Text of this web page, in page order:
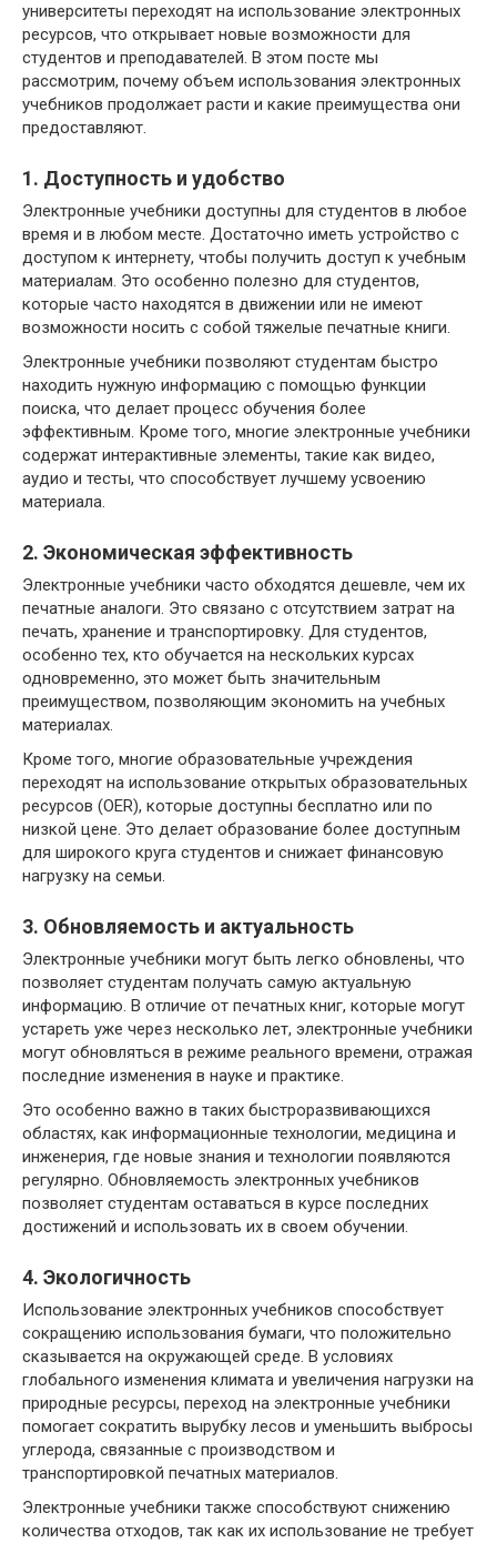
университеты переходят на использование электронных
ресурсов, что открывает новые возможности для
студентов и преподавателей. В этом посте мы
рассмотрим, почему объем использования электронных
учебников продолжает расти и какие преимущества они
предоставляют.
1. Доступность и удобство
Электронные учебники доступны для студентов в любое
время и в любом месте. Достаточно иметь устройство с
доступом к интернету, чтобы получить доступ к учебным
материалам. Это особенно полезно для студентов,
которые часто находятся в движении или не имеют
возможности носить с собой тяжелые печатные книги.
Электронные учебники позволяют студентам быстро
находить нужную информацию с помощью функции
поиска, что делает процесс обучения более
эффективным. Кроме того, многие электронные учебники
содержат интерактивные элементы, такие как видео,
аудио и тесты, что способствует лучшему усвоению
материала.
2. Экономическая эффективность
Электронные учебники часто обходятся дешевле, чем их
печатные аналоги. Это связано с отсутствием затрат на
печать, хранение и транспортировку. Для студентов,
особенно тех, кто обучается на нескольких курсах
одновременно, это может быть значительным
преимуществом, позволяющим экономить на учебных
материалах.
Кроме того, многие образовательные учреждения
переходят на использование открытых образовательных
ресурсов (OER), которые доступны бесплатно или по
низкой цене. Это делает образование более доступным
для широкого круга студентов и снижает финансовую
нагрузку на семьи.
3. Обновляемость и актуальность
Электронные учебники могут быть легко обновлены, что
позволяет студентам получать самую актуальную
информацию. В отличие от печатных книг, которые могут
устареть уже через несколько лет, электронные учебники
могут обновляться в режиме реального времени, отражая
последние изменения в науке и практике.
Это особенно важно в таких быстроразвивающихся
областях, как информационные технологии, медицина и
инженерия, где новые знания и технологии появляются
регулярно. Обновляемость электронных учебников
позволяет студентам оставаться в курсе последних
достижений и использовать их в своем обучении.
4. Экологичность
Использование электронных учебников способствует
сокращению использования бумаги, что положительно
сказывается на окружающей среде. В условиях
глобального изменения климата и увеличения нагрузки на
природные ресурсы, переход на электронные учебники
помогает сократить вырубку лесов и уменьшить выбросы
углерода, связанные с производством и
транспортировкой печатных материалов.
Электронные учебники также способствуют снижению
количества отходов, так как их использование не требует